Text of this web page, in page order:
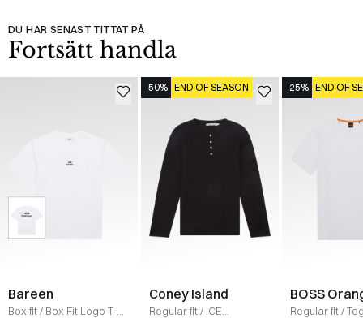
DU HAR SENAST TITTAT PÅ
Fortsätt handla
Bareen
Box fit/ Box Fit Logo T-
-50% END OF SEASON
Coney Island
Regular fit/ ICE
-25% END OF
BOSS
Regular fit/